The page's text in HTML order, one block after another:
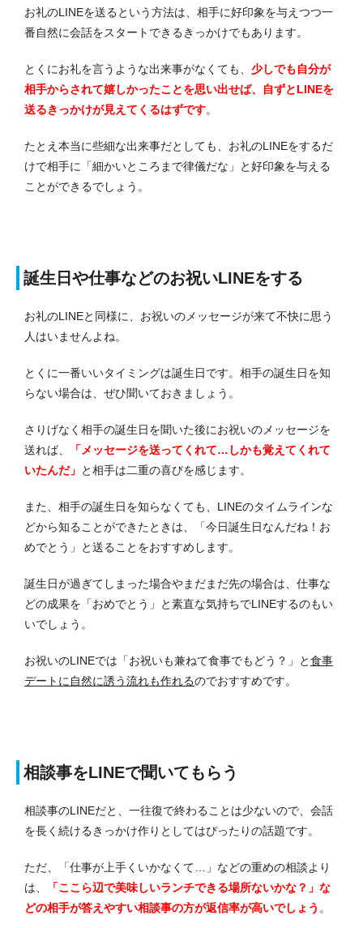
お礼のLINEを送るという方法は、相手に好印象を与えつつ一
番自然に会話をスタートできるきっかけでもあります。
とくにお礼を言うような出来事がなくても、 少しでも自分が
相手からされて嬉しかったことを思い出せば、自ずとLINEを
送るきっかけが見えてくるはずです。
たとえ本当に些細な出来事だとしても、お礼のLINEをするだ
けで相手に「細かいところまで律儀だな」と好印象を与える
ことができるでしょう。
誕生日や仕事などのお祝いLINEをする
お礼のLINEと同様に、お祝いのメッセージが来て不快に思う
人はいませんよね。
とくに一番いいタイミングは誕生日です。 相手の誕生日を知
らない場合は、ぜひ聞いておきましょう。
さりげなく相手の誕生日を聞いた後にお祝いのメッセージを
送れば、
「メッセージを送ってくれて…しかも覚えてくれて
いたんだ」 と相手は二重の喜びを感じます。
また、相手の誕生日を知らなくても、LINEのタイムラインな
どから知ることができたときは、「今日誕生日なんだね！お
めでとう」と送ることをおすすめします。
誕生日が過ぎてしまった場合やまだまだ先の場合は、仕事な
どの成果を「おめでとう」と素直な気持ちでLINEするのもい
いでしょう。
お祝いのLINEでは「お祝いも兼ねて食事でもどう？」と食事
デートに自然に誘う流れも作れるのでおすすめです。
相談事をLINEで聞いてもらう
相談事のLINEだと、一往復で終わることは少ないので、会話
を長く続けるきっかけ作りとしてはぴったりの話題です。
ただ、「仕事が上手くいかなくて…」などの重めの相談より
は、
「ここら辺で美味しいランチできる場所ないかな？」な
どの相手が答えやすい相談事の方が返信率が高いでしょう 。